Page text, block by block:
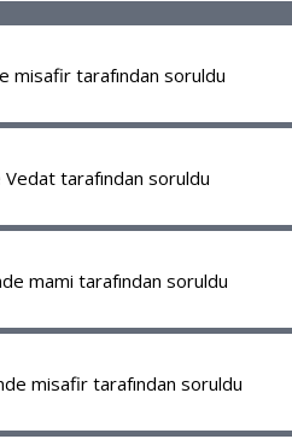
misafir tarafından soruldu
Vedat tarafından soruldu
mami tarafından soruldu
misafir tarafından soruldu